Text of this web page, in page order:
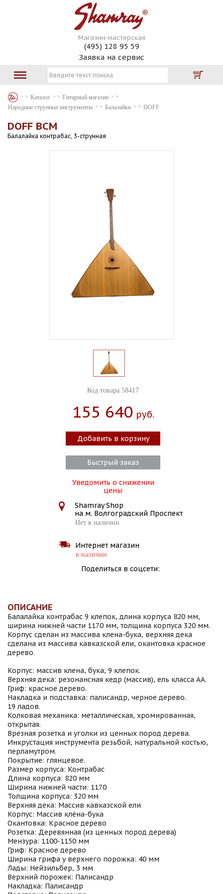
Магазин-мастерская
(495) 128 95 59
Заявка на сервис
Каталог
Гитарный магазин
Народные струнные инструменты
Балалайки DOFF
DOFF BCM
Балалайка контрабас, 3-струнная
Код товара 58417
155 640 Руб.
Добавить в корзину
Быстрый заказ
Уведомить о снижении
цены
Shamray Shop
на м. Волгоградский Проспект
Нет в наличии
Интернет магазин
в наличии
Поделиться в соцсети:
ОПИСАНИЕ
Балалайка контрабас 9 клепок, длина корпуса 820 мм,
ширина нижней части 1170 мм, толщина корпуса 320 мм.
Корпус сделан из массива клена-бука, верхняя дека
сделана из массива кавказской ели, окантовка красное
дерево.
Корпус: массив клена, бука, 9 клепок.
Верхняя дека: резонансная кедр (массив), ель класса АА.
Гриф: красное дерево.
Накладка и подставка: палисандр, черное дерево.
19 ладов.
Колковая механика: металлическая, хромированная,
открытая.
Врезная розетка и уголки из ценных пород дерева.
Инкрустация инструмента резьбой, натуральной костью,
перламутром.
Покрытие: глянцевое.
Размер корпуса: Контрабас
Длина корпуса: 820 мм
Ширина нижней части: 1170
Толщина корпуса: 320 мм
Верхняя дека: Массив кавказской ели
Корпус: Массив клёна-бука
Окантовка: Красное дерево
Розетка: Деревянная (из ценных пород дерева)
Мензура: 1100-1150 мм
Гриф: Красное дерево
Ширина грифа у верхнего порожка: 40 мм
Лады: Нейзильбер, 3 мм
Верхний порожек: Палисандр
Накладка: Палисандр